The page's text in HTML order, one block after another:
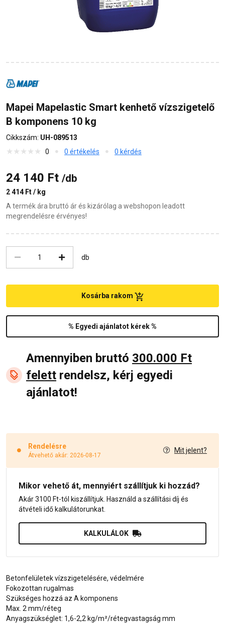
Mapei Mapelastic Smart kenhető vízszigetelő
B komponens 10 kg
Cikkszám: UH-089513
0
0 értékelés 0 kérdés
24 140 Ft /db
2 414 Ft / kg
A termék ára bruttó ár és kizárólag a webshopon leadott
megrendelésre érvényes!
db
% Egyedi ajánlatot kérek %
Kosárba rakom
Amennyiben bruttó 300.000 Ft
felett rendelsz, kérj egyedi
ajánlatot!
Rendelésre
Átvehető akár: 2026-08-17
Mit jelent?
Mikor vehető át, mennyiért szállítjuk ki hozzád?
Akár 3100 Ft-tól kiszállítjuk. Használd a szállítási díj és
átvételi idő kalkulátorunkat.
KALKULÁLOK
Betonfelületek vízszigetelésére, védelmére
Fokozottan rugalmas
Szükséges hozzá az A komponens
Max. 2 mm/réteg
Anyagszükséglet: 1,6-2,2 kg/m²/rétegvastagság mm